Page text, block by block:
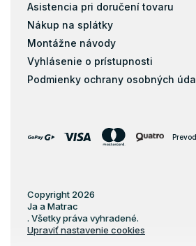
Asistencia pri doručení tovaru
Nákup na splátky
Montážne návody
Vyhlásenie o prístupnosti
Podmienky ochrany osobných
Prevod
Copyright 2026
Ja a Matrac
. Všetky práva vyhradené.
Upraviť nastavenie cookies